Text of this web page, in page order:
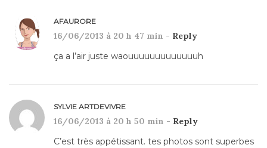
AFAURORE
16/06/2013 à 20 h 47 min - Reply
ça a l’air juste waouuuuuuuuuuuuuh
SYLVIE ARTDEVIVRE
16/06/2013 à 20 h 50 min - Reply
C’est très appétissant. tes photos sont superbes